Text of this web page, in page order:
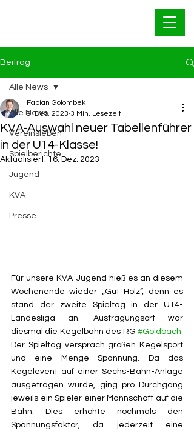
Beitrag
Alle News
Vereinsleben
Spielberichte
Jugend
KVA
Presse
Alle News
KVA-Auswahl neuer Tabellenführer
in der U14-Klasse!
Fabian Golombek
9. Dez. 2023 3 Min. Lesezeit
Aktualisiert: 16. Dez. 2023
Für unsere KVA-Jugend hieß es an diesem
Wochenende wieder „Gut Holz“, denn es
stand der zweite Spieltag in der U14-
Landesliga an. Austragungsort war
diesmal die Kegelbahn des RG #Goldbach
Der Spieltag versprach großen Kegelsport
und eine Menge Spannung. Da das
Kegelevent auf einer Sechs-Bahn-Anlage
ausgetragen wurde, ging pro Durchgang
jeweils ein Spieler einer Mannschaft auf die
Bahn. Dies erhöhte nochmals den
Spannungsfaktor, da jederzeit eine